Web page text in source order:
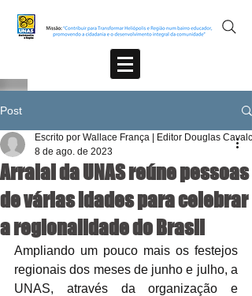
Post
Arraial da UNAS reúne pessoas
de várias idades para celebrar
a regionalidade do Brasil
Escrito por Wallace França | Editor Douglas
8 de ago. de 2023
Ampliando um pouco mais os festejos
regionais dos meses de junho e julho, a
UNAS, através da organização e